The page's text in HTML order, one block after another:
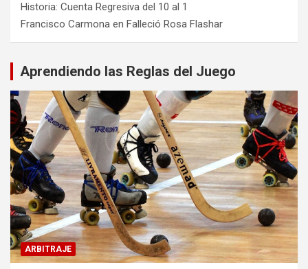
Historia: Cuenta Regresiva del 10 al 1
Francisco Carmona en Falleció Rosa Flashar
Aprendiendo las Reglas del Juego
ARBITRAJE